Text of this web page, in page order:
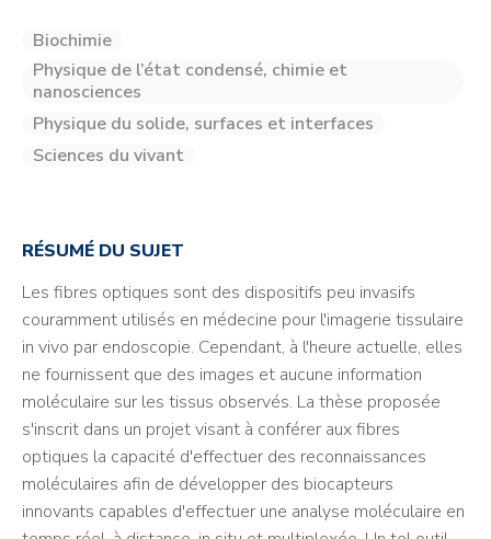
Biochimie
Physique de l’état condensé, chimie et
nanosciences
Physique du solide, surfaces et interfaces
Sciences du vivant
RÉSUMÉ DU SUJET
Les fibres optiques sont des dispositifs peu invasifs
couramment utilisés en médecine pour l'imagerie tissulaire
in vivo par endoscopie. Cependant, à l'heure actuelle, elles
ne fournissent que des images et aucune information
moléculaire sur les tissus observés. La thèse proposée
s'inscrit dans un projet visant à conférer aux fibres
optiques la capacité d'effectuer des reconnaissances
moléculaires afin de développer des biocapteurs
innovants capables d'effectuer une analyse moléculaire en